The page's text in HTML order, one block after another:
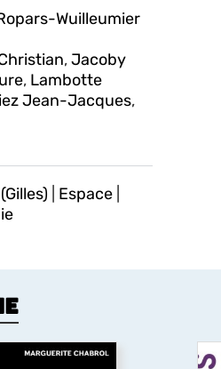
Wuilleumier
,Jacoby
, Lambotte
Jean-Jacques,
Espace|